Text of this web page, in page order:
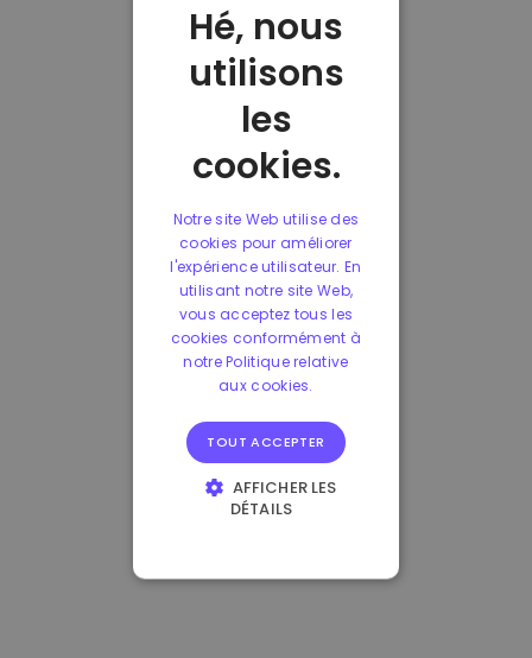
Hé, nous
utilisons
les
cookies.
Notre site Web utilise des
cookies pour améliorer
l'expérience utilisateur. En
utilisant notre site Web,
vous acceptez tous les
cookies conformément à
notre Politique relative
aux cookies.
TOUT ACCEPTER
AFFICHER LES
DÉTAILS